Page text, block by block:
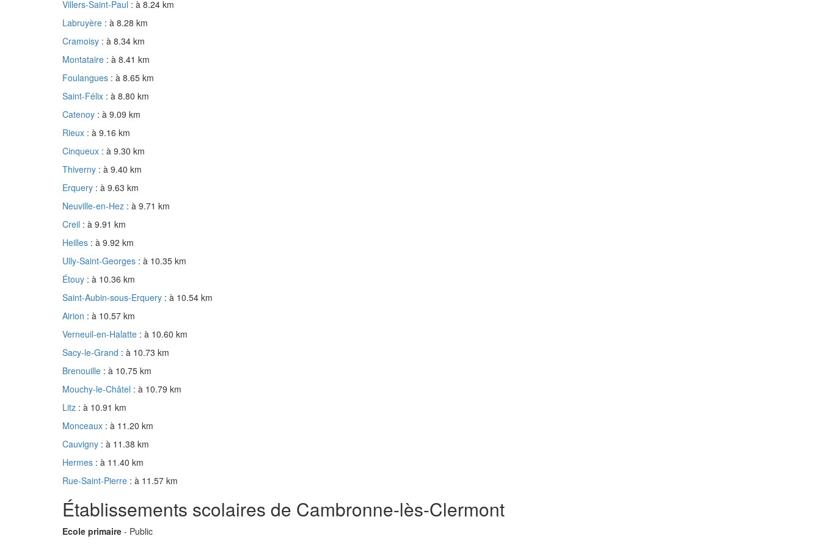
Villers-Saint-Paul : à 8.24 km
Labruyère : à 8.28 km
Cramoisy : à 8.34 km
Montataire : à 8.41 km
Foulangues : à 8.65 km
Saint-Félix : à 8.80 km
Catenoy : à 9.09 km
Rieux : à 9.16 km
Cinqueux : à 9.30 km
Thiverny : à 9.40 km
Erquery : à 9.63 km
Neuville-en-Hez : à 9.71 km
Creil : à 9.91 km
Heilles : à 9.92 km
Ully-Saint-Georges : à 10.35 km
Étouy : à 10.36 km
Saint-Aubin-sous-Erquery : à 10.54 km
Airion : à 10.57 km
Verneuil-en-Halatte : à 10.60 km
Sacy-le-Grand : à 10.73 km
Brenouille : à 10.75 km
Mouchy-le-Châtel : à 10.79 km
Litz : à 10.91 km
Monceaux : à 11.20 km
Cauvigny : à 11.38 km
Hermes : à 11.40 km
Rue-Saint-Pierre : à 11.57 km
Établissements scolaires de Cambronne-lès-Clermont
Ecole primaire - Public